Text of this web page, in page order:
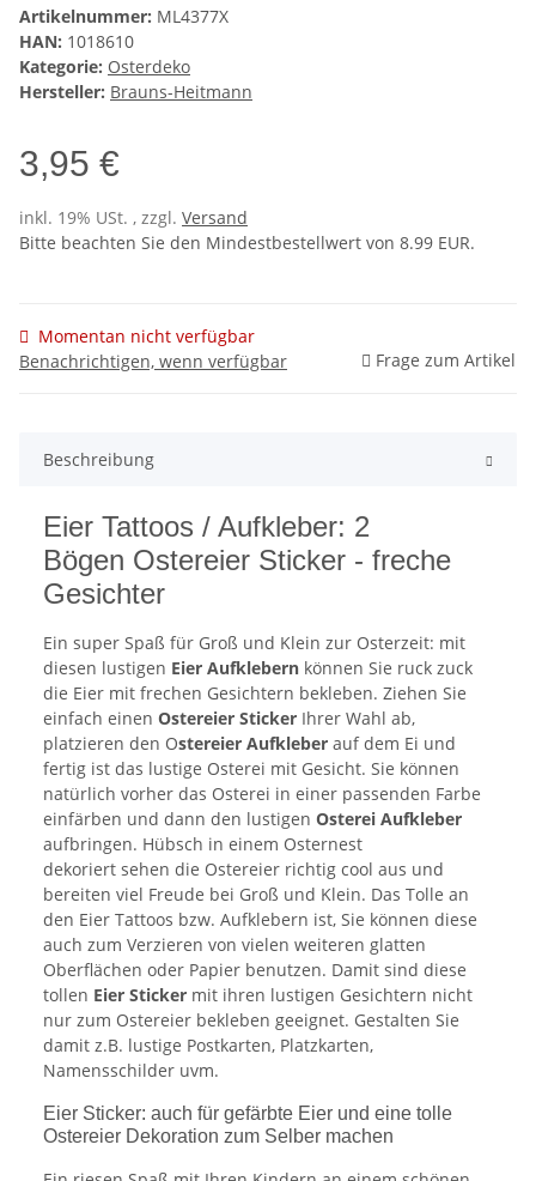
Artikelnummer: ML4377X
HAN: 1018610
Kategorie: Osterdeko
Hersteller: Brauns-Heitmann
3,95 €
inkl. 19% USt. , zzgl. Versand
Bitte beachten Sie den Mindestbestellwert von 8.99 EUR.
Momentan nicht verfügbar
Benachrichtigen, wenn verfügbar
Frage zum Artikel
Beschreibung
Eier Tattoos / Aufkleber: 2
Bögen Ostereier Sticker - freche
Gesichter
Ein super Spaß für Groß und Klein zur Osterzeit: mit
diesen lustigen Eier Aufklebern können Sie ruck zuck
die Eier mit frechen Gesichtern bekleben. Ziehen Sie
einfach einen Ostereier Sticker Ihrer Wahl ab,
platzieren den Ostereier Aufkleber auf dem Ei und
fertig ist das lustige Osterei mit Gesicht. Sie können
natürlich vorher das Osterei in einer passenden Farbe
einfärben und dann den lustigen Osterei Aufkleber
aufbringen. Hübsch in einem Osternest
dekoriert sehen die Ostereier richtig cool aus und
bereiten viel Freude bei Groß und Klein. Das Tolle an
den Eier Tattoos bzw. Aufklebern ist, Sie können diese
auch zum Verzieren von vielen weiteren glatten
Oberflächen oder Papier benutzen. Damit sind diese
tollen Eier Sticker mit ihren lustigen Gesichtern nicht
nur zum Ostereier bekleben geeignet. Gestalten Sie
damit z.B. lustige Postkarten, Platzkarten,
Namensschilder uvm.
Eier Sticker: auch für gefärbte Eier und eine tolle
Ostereier Dekoration zum Selber machen